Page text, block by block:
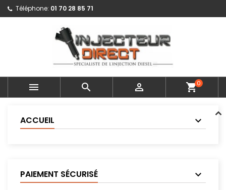
Téléphone: 01 70 28 85 71
   shopping_cart0
ACCUEIL
PAIEMENT SÉCURISÉ